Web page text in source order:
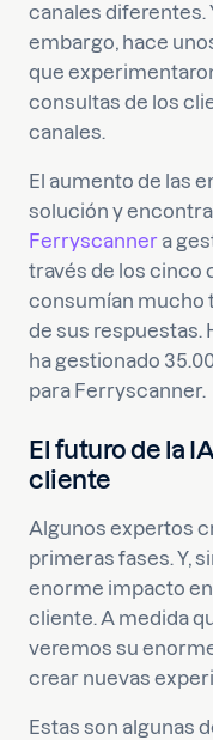
canales diferentes.
embargo, hace
que
consultas de los
canales.
El aumento de las
solución y
Ferryscannera
través de los cinco
consumían mucho
de sus respuestas.
ha gestionado
para Ferryscanner.
El futuro de la
cliente
Algunos expertos
primeras fases. Y,
enorme impacto
cliente. A medida
veremos su
crear nuevas
Estas son algunas